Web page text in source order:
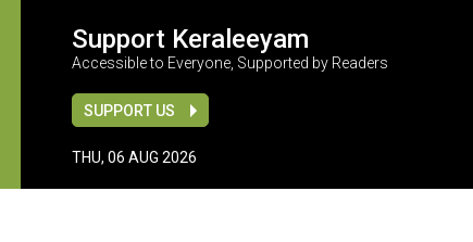
Support Keraleeyam
Accessible to Everyone, Supported by Readers
SUPPORT US
THU, 06 AUG 2026